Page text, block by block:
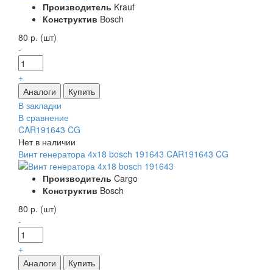
Производитель Krauf
Конструктив Bosch
80 р. (шт)
-
+
В закладки
В сравнение
CAR191643 CG
Нет в наличии
Винт генератора 4x18 bosch 191643 CAR191643 CG
Производитель Cargo
Конструктив Bosch
80 р. (шт)
-
+